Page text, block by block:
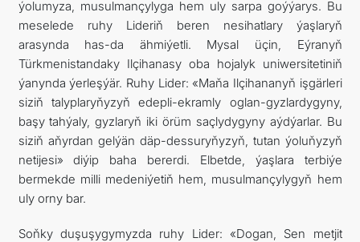
ýolumyza, musulmançylyga hem uly sarpa goýýarys. Bu
meselede ruhy Lideriň beren nesihatlary ýaşlaryň
arasynda has-da ähmiýetli. Mysal üçin, Eýranyň
Türkmenistandaky Ilçihanasy oba hojalyk uniwersitetiniň
ýanynda ýerleşýär. Ruhy Lider: «Maňa Ilçihananyň işgärleri
siziň talyplaryňyzyň edepli-ekramly oglan-gyzlardygyny,
başy tahýaly, gyzlaryň iki örüm saçlydygyny aýdýarlar. Bu
siziň aňyrdan gelýän däp-dessuryňyzyň, tutan ýoluňyzyň
netijesi» diýip baha bererdi. Elbetde, ýaşlara terbiýe
bermekde milli medeniýetiň hem, musulmançylygyň hem
uly orny bar.
Soňky duşuşygymyzda ruhy Lider: «Dogan, Sen metjit